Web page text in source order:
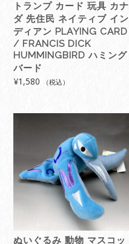
トランプ カード 玩具 カナ
ダ 先住民 ネイティブ イン
ディアン PLAYING CARD
/ FRANCIS DICK
HUMMINGBIRD ハミング
バード
¥1,580 （税込）
ぬいぐるみ 動物 マスコッ